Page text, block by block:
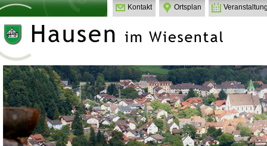
Kontakt Ortsplan